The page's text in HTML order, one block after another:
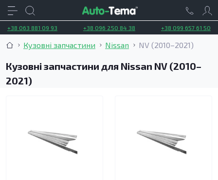
+38 063 881 09 93 +38 096 250 84 38 +38 099 657 61 50
Кузовні запчастини Nissan NV (2010–2021)
Кузовні запчастини для Nissan NV (2010–
2021)